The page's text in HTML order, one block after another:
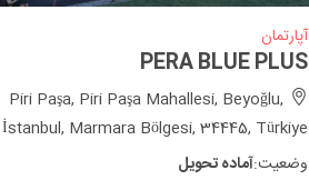
آپارتمان
PERA BLUE PLUS
Piri Paşa, Piri Paşa Mahallesi, Beyoğlu,
İstanbul, Marmara Bölgesi, 34445, Türkiye
وضعیت:آماده تحویل